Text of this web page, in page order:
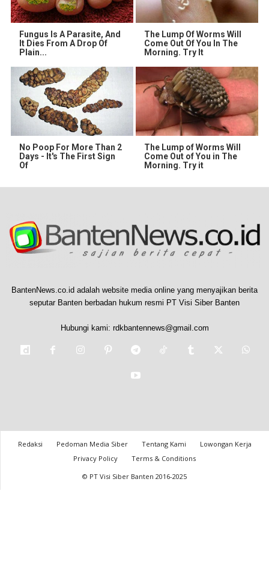
Fungus Is A Parasite, And
It Dies From A Drop Of
Plain...
The Lump Of Worms Will
Come Out Of You In The
Morning. Try It
No Poop For More Than 2
Days - It's The First Sign
Of
The Lump of Worms Will
Come Out of You in The
Morning. Try it
BantenNews.co.id adalah website media online yang menyajikan berita
seputar Banten berbadan hukum resmi PT Visi Siber Banten
Hubungi kami: rdkbantennews@gmail.com
Redaksi Pedoman Media Siber Tentang Kami
Lowongan Kerja
Privacy Policy
Terms & Conditions
© PT Visi Siber Banten 2016-2025